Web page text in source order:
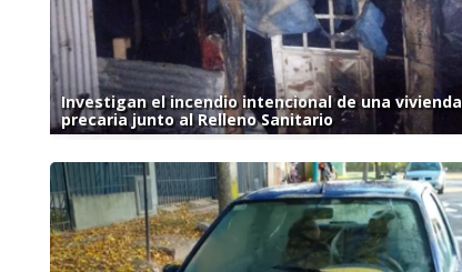
Investigan el incendio intencional de una vivienda
precaria junto al Relleno Sanitario